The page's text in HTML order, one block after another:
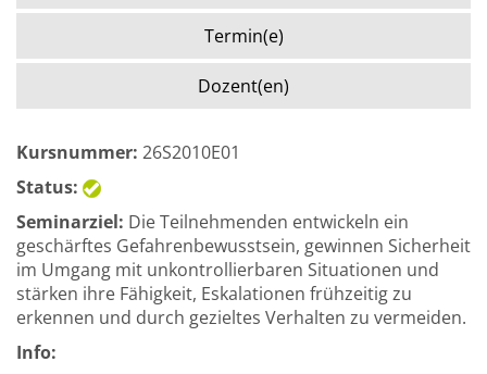
Termin(e)
Dozent(en)
Kursnummer: 26S2010E01
Status:
Seminarziel: Die Teilnehmenden entwickeln ein
geschärftes Gefahrenbewusstsein, gewinnen Sicherheit
im Umgang mit unkontrollierbaren Situationen und
stärken ihre Fähigkeit, Eskalationen frühzeitig zu
erkennen und durch gezieltes Verhalten zu vermeiden.
Info: